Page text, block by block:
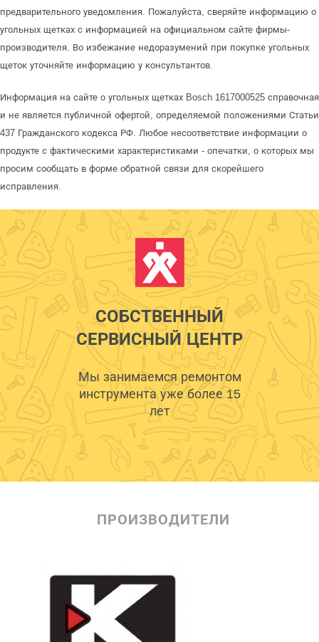
предварительного уведомления. Пожалуйста, сверяйте информацию о
угольных щетках с информацией на официальном сайте фирмы-
производителя. Во избежание недоразумений при покупке угольных
щеток уточняйте информацию у консультантов.
Информация на сайте о угольных щетках Bosch 1617000525 справочная
и не является публичной офертой, определяемой положениями Статьи
437 Гражданского кодекса РФ. Любое несоответствие информации о
продукте с фактическими характеристиками - опечатки, о которых мы
просим сообщать в форме обратной связи для скорейшего
исправления.
СОБСТВЕННЫЙ
СЕРВИСНЫЙ ЦЕНТР
Мы занимаемся ремонтом
инструмента уже более 15
лет
ПРОИЗВОДИТЕЛИ